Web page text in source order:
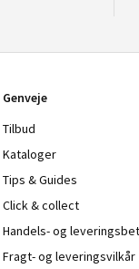
Genveje
Tilbud
Kataloger
Tips & Guides
Click & collect
Handels- og
Fragt- og leveringsvilkår